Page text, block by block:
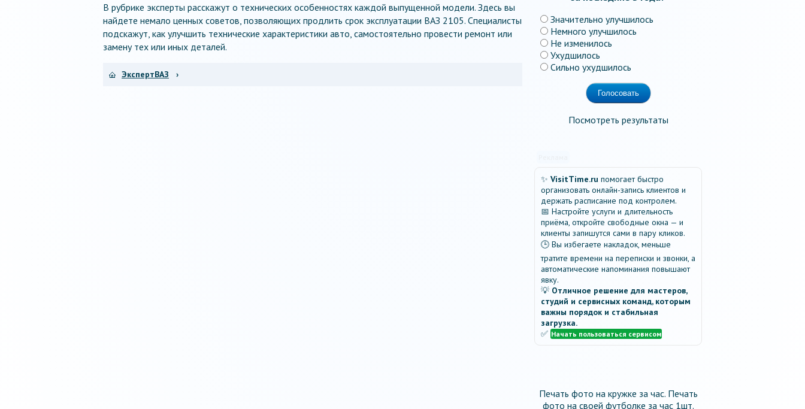
В рубрике эксперты расскажут о технических особенностях каждой выпущенной модели. Здесь вы
найдете немало ценных советов, позволяющих продлить срок эксплуатации ВАЗ 2105. Специалисты
подскажут, как улучшить технические характеристики авто, самостоятельно провести ремонт или
замену тех или иных деталей.
ЭкспертВАЗ ›
Значительно улучшилось
Немного улучшилось
Не изменилось
Ухудшилось
Сильно ухудшилось
Посмотреть результаты
✨ VisitTime.ru помогает быстро
организовать онлайн-запись клиентов и
держать расписание под контролем.
📅 Настройте услуги и длительность
приёма, откройте свободные окна — и
клиенты запишутся сами в пару кликов.
🕒 Вы избегаете накладок, меньше
тратите времени на переписки и звонки, а
автоматические напоминания повышают
явку.
💡 Отличное решение для мастеров,
студий и сервисных команд, которым
важны порядок и стабильная
загрузка.
✅ Начать пользоваться сервисом
Печать фото на кружке за час. Печать
фото на своей футболке за час 1шт.